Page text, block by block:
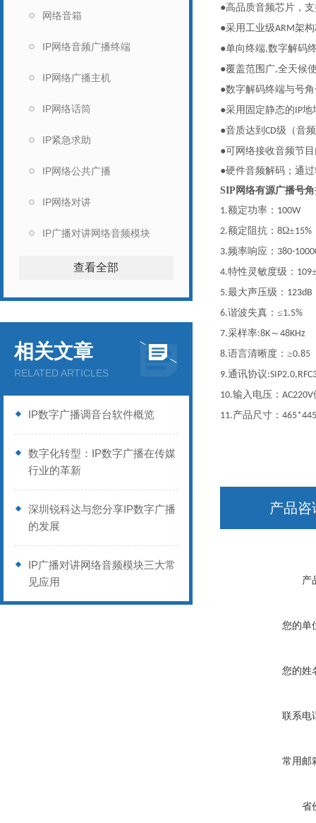
网络音箱
IP网络音频广播终端
IP网络广播主机
IP网络话筒
IP紧急求助
IP网络公共广播
IP网络对讲
IP广播对讲网络音频模块
查看全部
相关文章
RELATED ARTICLES
IP数字广播调音台软件概览
数字化转型：IP数字广播在传媒
行业的革新
深圳锐科达与您分享IP数字广播
的发展
IP广播对讲网络音频模块三大常
见应用
●高品质音频芯片，
●采用工业级ARM架
●单向终端,数字解码
●覆盖范围广,全天候
●数字解码终端与号
●采用固定静态的IP地
●音质达到 CD级（音
●可网络接收音频节
●硬件音频解码；通
SIP网络有源广播号角
1.额定功率： 100W
2.额定阻抗： 8Ω±15%
3.频率响应： 380-
4.特性灵敏度级： 109
5.最大声压级： 123dB
6.谐波失真：≤1.5%
7.采样率:8K ～ 48KHz
8.语言清晰度：≥0.85
9.通讯协议
10.输入电压： AC220V
11.产品尺寸：
产品咨
产
您的单
您的姓
联系电
常用邮
省